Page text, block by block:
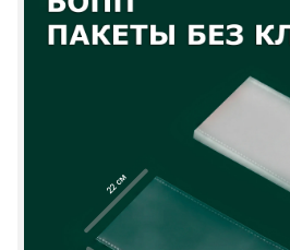
22 см